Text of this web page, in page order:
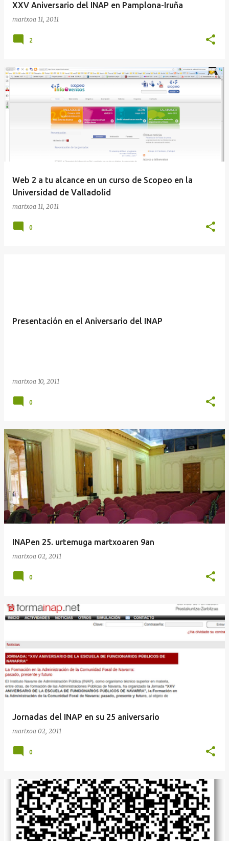
XXV Aniversario del INAP en Pamplona-Iruña
martxoa 11, 2011
2
Web 2 a tu alcance en un curso de Scopeo en la
Universidad de Valladolid
martxoa 11, 2011
0
Presentación en el Aniversario del INAP
martxoa 10, 2011
0
INAPen 25. urtemuga martxoaren 9an
martxoa 02, 2011
0
Jornadas del INAP en su 25 aniversario
martxoa 02, 2011
0